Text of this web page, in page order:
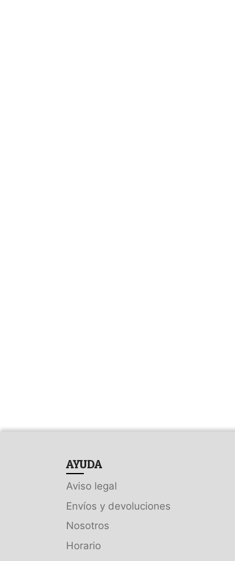
AYUDA
Aviso legal
Envíos y devoluciones
Nosotros
Horario